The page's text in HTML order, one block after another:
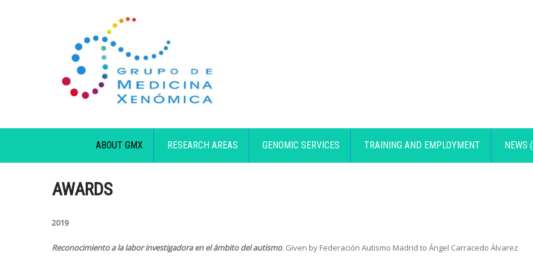
ABOUT GMX RESEARCH AREAS GENOMIC SERVICES TRAINING AND EMPLOYMENT NEWS
AWARDS
2019
Reconocimiento a la labor investigadora en el ámbito del autismo. Given by Federación Autismo Madrid to Ángel Carracedo Álvarez